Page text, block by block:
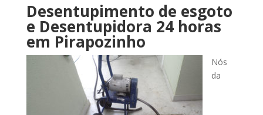
Desentupimento de esgoto
e Desentupidora 24 horas
em Pirapozinho
Nós
da